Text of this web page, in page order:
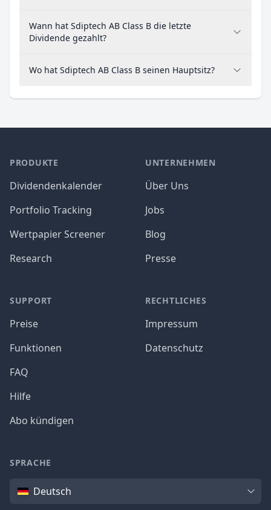
Wann hat Sdiptech AB Class B die letzte
Dividende gezahlt?
Wo hat Sdiptech AB Class B seinen Hauptsitz?
PRODUKTE
Dividendenkalender
Portfolio Tracking
Wertpapier Screener
Research
SUPPORT
Preise
Funktionen
FAQ
Hilfe
Abo kündigen
UNTERNEHMEN
Über Uns
Jobs
Blog
Presse
RECHTLICHES
Impressum
Datenschutz
SPRACHE
SpracheDeutsch